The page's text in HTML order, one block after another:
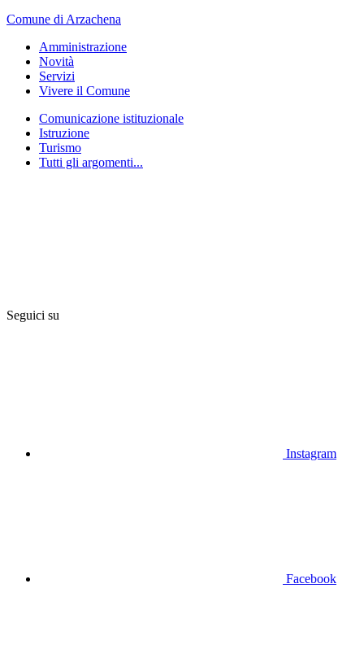
Comune di Arzachena
Amministrazione
Novità
Servizi
Vivere il Comune
Comunicazione istituzionale
Istruzione
Turismo
Tutti gli argomenti...
Seguici su
Instagram
Facebook